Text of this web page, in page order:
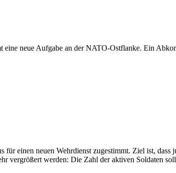
für einen neuen Wehrdienst zugestimmt. Ziel ist,
vergrößert werden: Die Zahl der aktiven Soldaten